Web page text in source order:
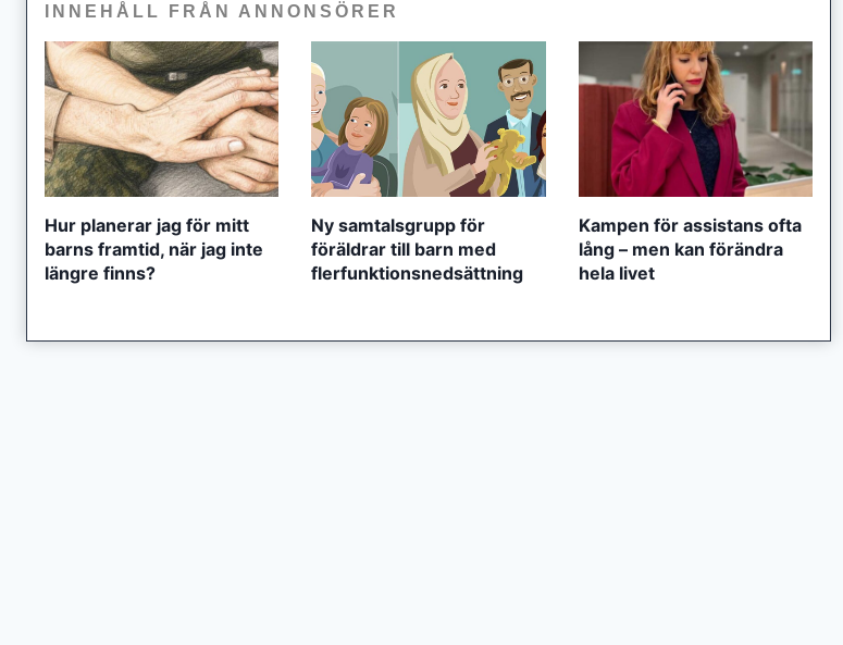
INNEHÅLL FRÅN ANNONSÖRER
Hur planerar jag för mitt
barns framtid, när jag inte
längre finns?
Ny samtalsgrupp för
föräldrar till barn med
flerfunktionsnedsättning
Kampen för assistans ofta
lång – men kan förändra
hela livet